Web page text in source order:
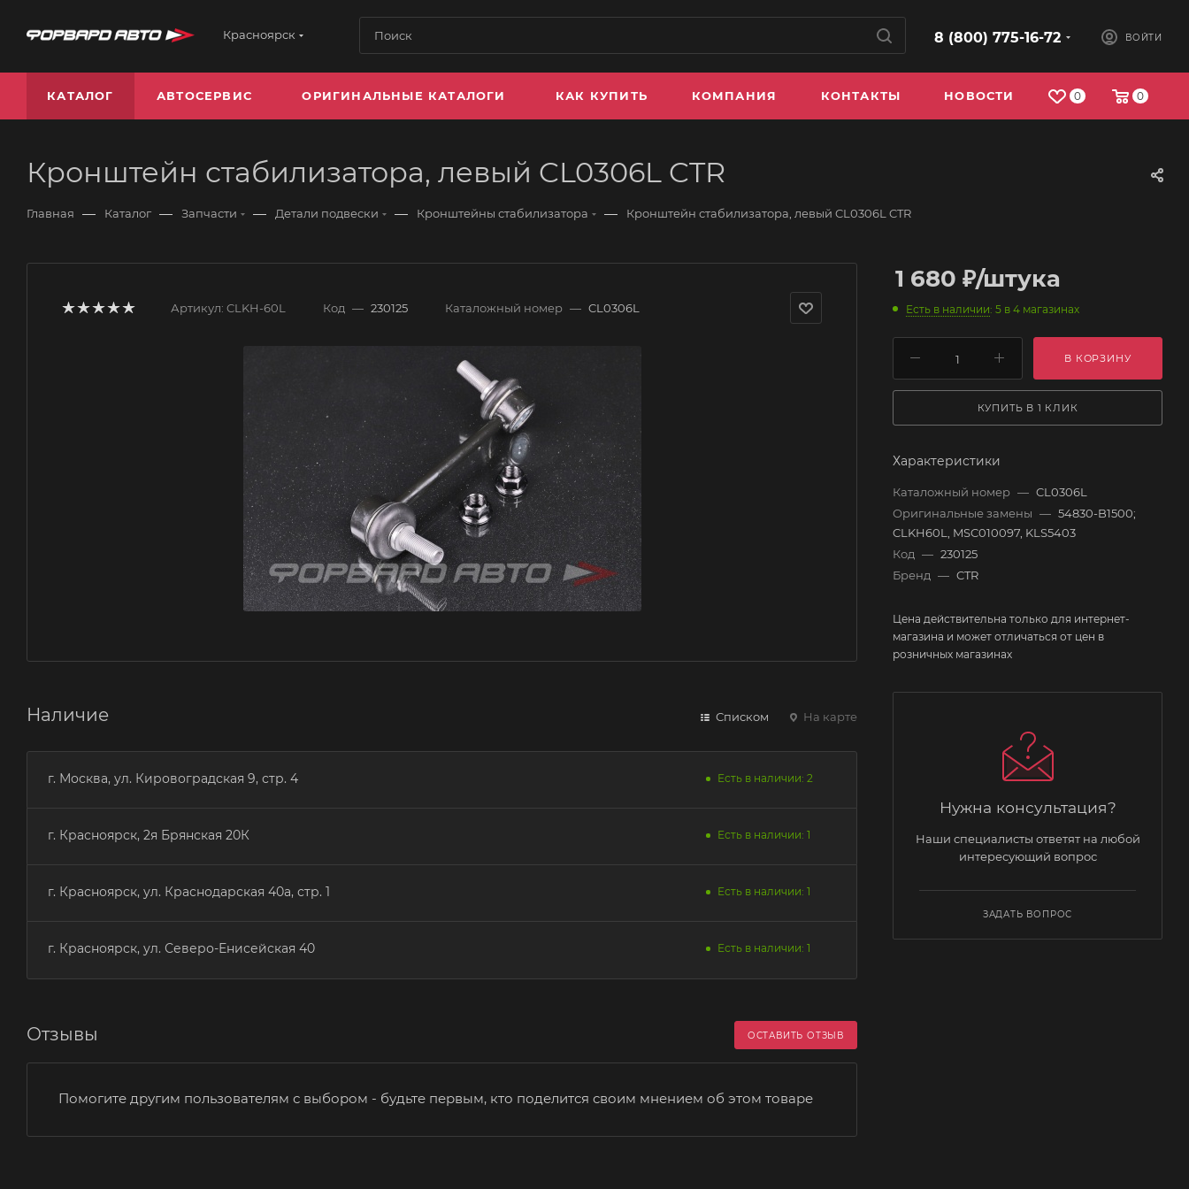
Красноярск 8 (800) 775-16-72 ВОЙТИ
0 0
КАТАЛОГ АВТОСЕРВИС ОРИГИНАЛЬНЫЕ КАТАЛОГИ КАК КУПИТЬ КОМПАНИЯ КОНТАКТЫ НОВОСТИ
Кронштейн стабилизатора, левый CL0306L CTR
Главная — Каталог — Запчасти — Детали подвески — Кронштейны стабилизатора — Кронштейн стабилизатора, левый CL0306L CTR
Артикул: CLKH-60L Код — 230125 Каталожный номер — CL0306L
Наличие Списком На карте
г. Москва, ул. Кировоградская 9, стр. 4 Есть в наличии: 2
г. Красноярск, 2я Брянская 20К Есть в наличии: 1
г. Красноярск, ул. Краснодарская 40а, стр. 1 Есть в наличии: 1
г. Красноярск, ул. Северо-Енисейская 40 Есть в наличии: 1
Отзывы ОСТАВИТЬ ОТЗЫВ
Помогите другим пользователям с выбором - будьте первым, кто поделится своим мнением об этом товаре
1 680 ₽/штука
Есть в наличии: 5 в 4 магазинах
В КОРЗИНУ
КУПИТЬ В 1 КЛИК
Характеристики
Каталожный номер — CL0306L
Оригинальные замены — 54830-B1500;
CLKH60L, MSC010097, KLS5403
Код — 230125
Бренд — CTR
Цена действительна только для интернет-
магазина и может отличаться от цен в
розничных магазинах
Нужна консультация?
Наши специалисты ответят на любой
интересующий вопрос
ЗАДАТЬ ВОПРОС